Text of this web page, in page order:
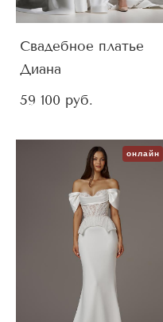
Свадебное платье
Диана
59 100 pуб.
онлайн